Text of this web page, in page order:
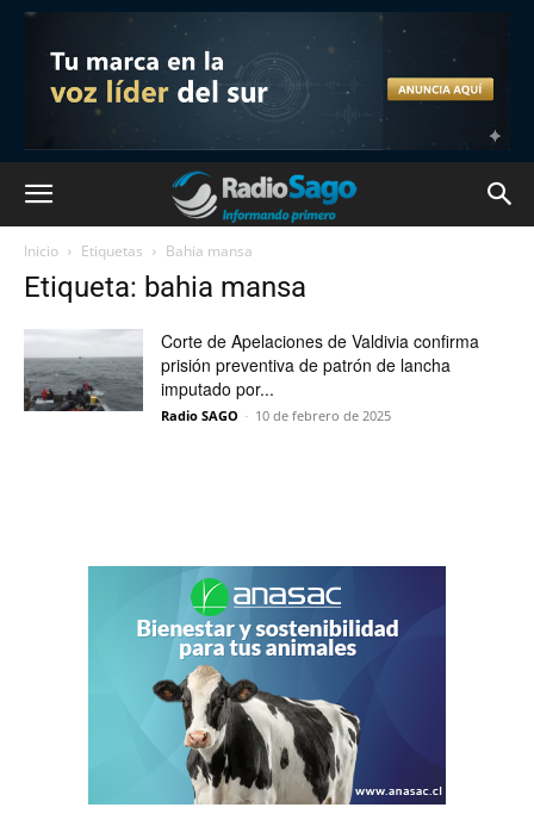
Inicio Etiquetas Bahia mansa
Etiqueta: bahia mansa
Corte de Apelaciones de Valdivia confirma
prisión preventiva de patrón de lancha
imputado por...
Radio SAGO - 10 de febrero de 2025